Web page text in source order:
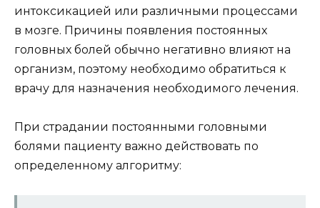
интоксикацией или различными процессами
в мозге. Причины появления постоянных
головных болей обычно негативно влияют на
организм, поэтому необходимо обратиться к
врачу для назначения необходимого лечения.
При страдании постоянными головными
болями пациенту важно действовать по
определенному алгоритму: